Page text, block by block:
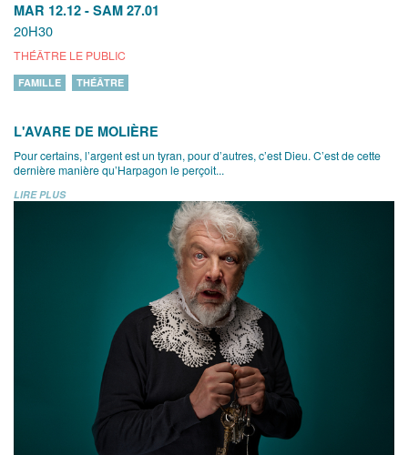
MAR 12.12 - SAM 27.01
20H30
THÉÂTRE LE PUBLIC
FAMILLE THÉÂTRE
L'AVARE DE MOLIÈRE
Pour certains, l’argent est un tyran, pour d’autres, c’est Dieu. C’est de cette
dernière manière qu’Harpagon le perçoit...
LIRE PLUS